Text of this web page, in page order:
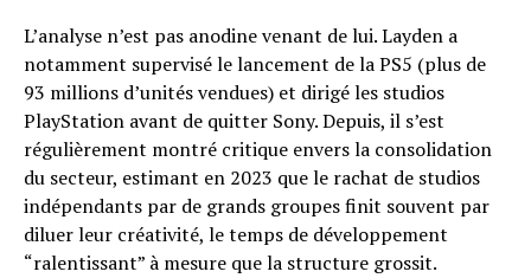
L’analyse n’est pas anodine venant de lui. Layden a
notamment supervisé le lancement de la PS5 (plus de
93 millions d’unités vendues) et dirigé les studios
PlayStation avant de quitter Sony. Depuis, il s’est
régulièrement montré critique envers la consolidation
du secteur, estimant en 2023 que le rachat de studios
indépendants par de grands groupes finit souvent par
diluer leur créativité, le temps de développement
“ralentissant” à mesure que la structure grossit.